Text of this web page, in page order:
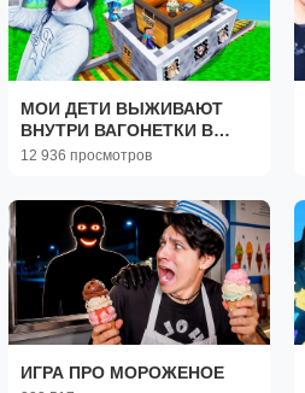
МОИ ДЕТИ ВЫЖИВАЮТ
ВНУТРИ ВАГОНЕТКИ В
МАЙНКРАФТ!
12 936 просмотров
ИГРА ПРО МОРОЖЕНОЕ